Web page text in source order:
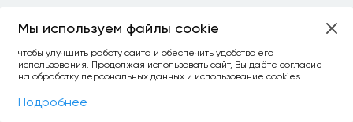
Фильтры
Мы используем файлы cookie
чтобы улучшить работу сайта и обеспечить удобство его
использования. Продолжая использовать сайт, Вы даёте согласие
на обработку персональных данных и использование cookies.
Подробнее